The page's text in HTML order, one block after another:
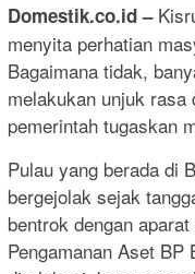
Domestik.co.id–
menyita perhatian
Bagaimana tidak,
melakukan unjuk rasa
pemerintah tugaskan
Pulau yang berada di
bergejolak sejak
bentrok dengan
Pengamanan Aset